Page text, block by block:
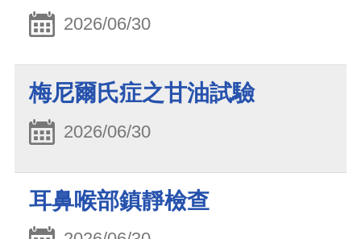
2026/06/30
梅尼爾氏症之甘油試驗
2026/06/30
耳鼻喉部鎮靜檢查